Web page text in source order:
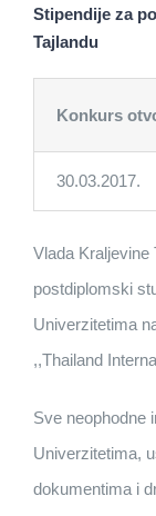
Stipendije za
Tajlandu
Konkurs
30.03.2017.
Vlada Kraljevine
postdiplomski
Univerzitetima
,,Thailand
Sve neophodne
Univerzitetima,
dokumentima i